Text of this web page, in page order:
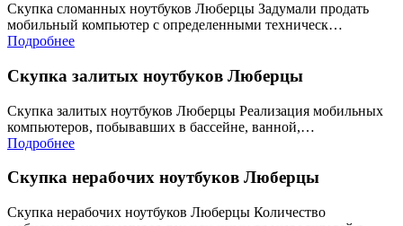
Скупка сломанных ноутбуков Люберцы Задумали продать
мобильный компьютер с определенными техническ…
Подробнее
Скупка залитых ноутбуков Люберцы
Скупка залитых ноутбуков Люберцы Реализация мобильных
компьютеров, побывавших в бассейне, ванной,…
Подробнее
Скупка нерабочих ноутбуков Люберцы
Скупка нерабочих ноутбуков Люберцы Количество